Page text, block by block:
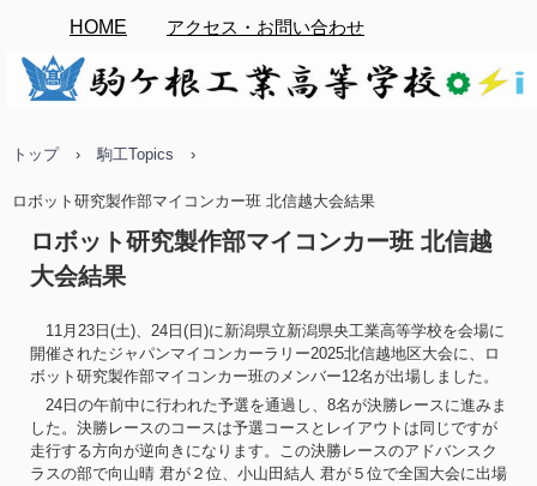
HOME アクセス・お問い合わせ
トップ › 駒工Topics ›
ロボット研究製作部マイコンカー班 北信越大会結果
ロボット研究製作部マイコンカー班 北信越
大会結果
11月23日(土)、24日(日)に新潟県立新潟県央工業高等学校を会場に
開催されたジャパンマイコンカーラリー2025北信越地区大会に、ロ
ボット研究製作部マイコンカー班のメンバー12名が出場しました。
24日の午前中に行われた予選を通過し、8名が決勝レースに進みま
した。決勝レースのコースは予選コースとレイアウトは同じですが
走行する方向が逆向きになります。この決勝レースのアドバンスク
ラスの部で向山晴 君が２位、小山田結人 君が５位で全国大会に出場